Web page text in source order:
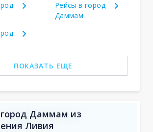
Рейсы в город
Даммам
ПОКАЗАТЬ ЕЩЕ
Даммам из
Ливия